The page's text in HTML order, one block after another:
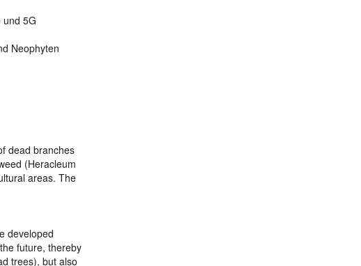
5G
Neophyten
dead branches
(Heracleum
areas. The
developed
future, thereby
trees), but also